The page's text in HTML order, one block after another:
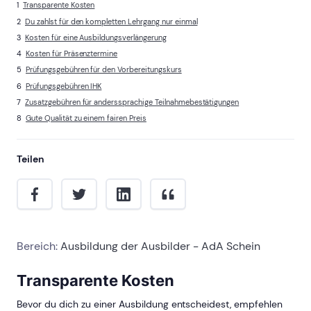
Transparente Kosten
Du zahlst für den kompletten Lehrgang nur einmal
Kosten für eine Ausbildungsverlängerung
Kosten für Präsenztermine
Prüfungsgebühren für den Vorbereitungskurs
Prüfungsgebühren IHK
Zusatzgebühren für anderssprachige Teilnahmebestätigungen
Gute Qualität zu einem fairen Preis
Teilen
Bereich:Ausbildung der Ausbilder - AdA Schein
Transparente Kosten
Bevor du dich zu einer Ausbildung entscheidest, empfehlen